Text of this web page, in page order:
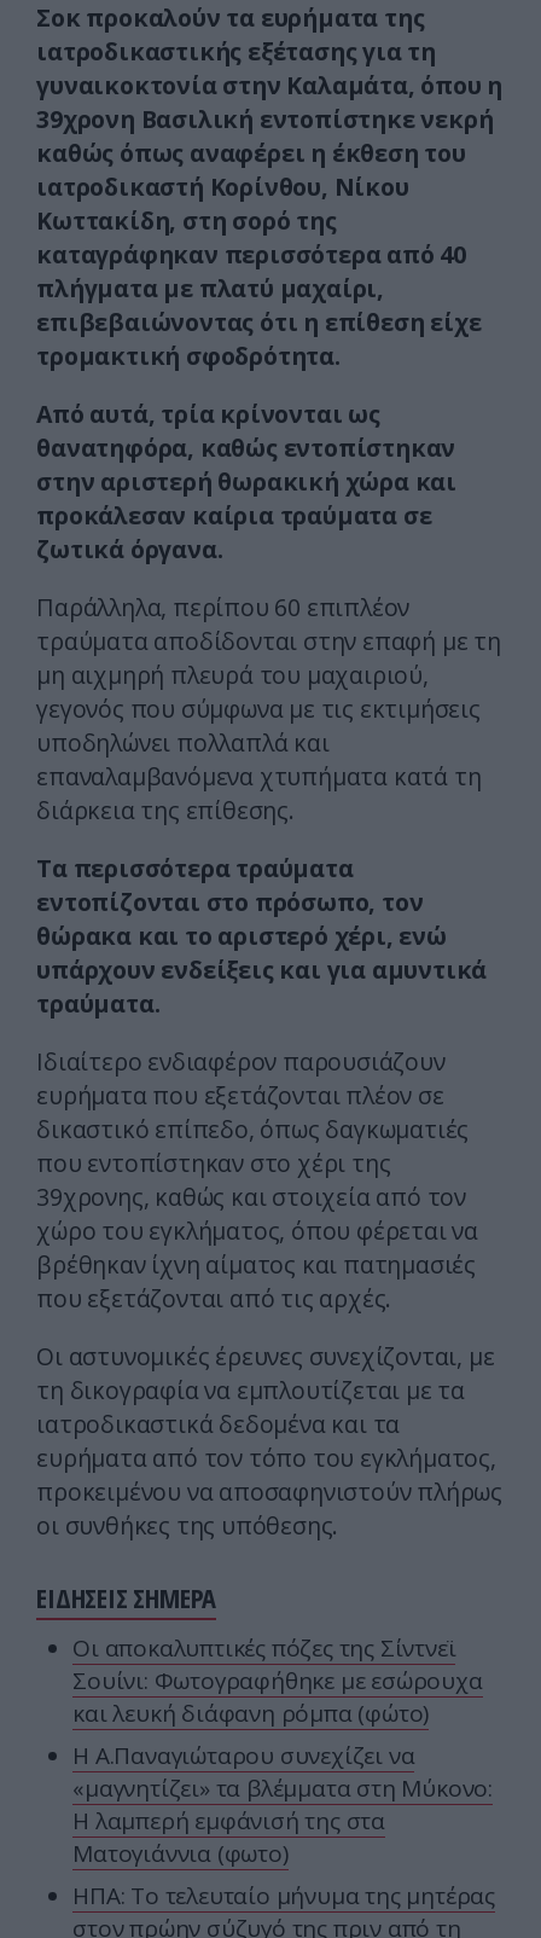
Σοκ προκαλούν τα ευρήματα της
ιατροδικαστικής εξέτασης για τη
γυναικοκτονία στην Καλαμάτα, όπου η
39χρονη Βασιλική εντοπίστηκε νεκρή
καθώς όπως αναφέρει η έκθεση του
ιατροδικαστή Κορίνθου, Νίκου
Κωττακίδη, στη σορό της
καταγράφηκαν περισσότερα από 40
πλήγματα με πλατύ μαχαίρι,
επιβεβαιώνοντας ότι η επίθεση είχε
τρομακτική σφοδρότητα.
Από αυτά, τρία κρίνονται ως
θανατηφόρα, καθώς εντοπίστηκαν
στην αριστερή θωρακική χώρα και
προκάλεσαν καίρια τραύματα σε
ζωτικά όργανα.
Παράλληλα, περίπου 60 επιπλέον
τραύματα αποδίδονται στην επαφή με τη
μη αιχμηρή πλευρά του μαχαιριού,
γεγονός που σύμφωνα με τις εκτιμήσεις
υποδηλώνει πολλαπλά και
επαναλαμβανόμενα χτυπήματα κατά τη
διάρκεια της επίθεσης.
Τα περισσότερα τραύματα
εντοπίζονται στο πρόσωπο, τον
θώρακα και το αριστερό χέρι, ενώ
υπάρχουν ενδείξεις και για αμυντικά
τραύματα.
Ιδιαίτερο ενδιαφέρον παρουσιάζουν
ευρήματα που εξετάζονται πλέον σε
δικαστικό επίπεδο, όπως δαγκωματιές
που εντοπίστηκαν στο χέρι της
39χρονης, καθώς και στοιχεία από τον
χώρο του εγκλήματος, όπου φέρεται να
βρέθηκαν ίχνη αίματος και πατημασιές
που εξετάζονται από τις αρχές.
Οι αστυνομικές έρευνες συνεχίζονται, με
τη δικογραφία να εμπλουτίζεται με τα
ιατροδικαστικά δεδομένα και τα
ευρήματα από τον τόπο του εγκλήματος,
προκειμένου να αποσαφηνιστούν πλήρως
οι συνθήκες της υπόθεσης.
ΕΙΔΗΣΕΙΣ ΣΗΜΕΡΑ
Οι αποκαλυπτικές πόζες της Σίντνεϊ
Σουίνι: Φωτογραφήθηκε με εσώρουχα
και λευκή διάφανη ρόμπα (φώτο)
Η Α.Παναγιώταρου συνεχίζει να
«μαγνητίζει» τα βλέμματα στη Μύκονο:
Η λαμπερή εμφάνισή της στα
Ματογιάννια (φωτο)
ΗΠΑ: Το τελευταίο μήνυμα της μητέρας
στον πρώην σύζυγό της πριν από τη